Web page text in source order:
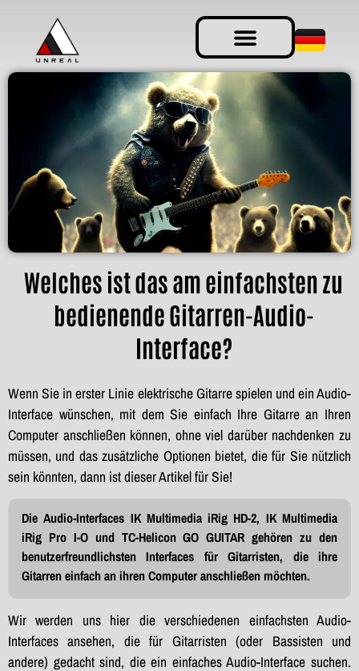
Welches ist das am einfachsten zu
bedienende Gitarren-Audio-
Interface?
Wenn Sie in erster Linie elektrische Gitarre spielen und ein Audio-
Interface wünschen, mit dem Sie einfach Ihre Gitarre an Ihren
Computer anschließen können, ohne viel darüber nachdenken zu
müssen, und das zusätzliche Optionen bietet, die für Sie nützlich
sein könnten, dann ist dieser Artikel für Sie!
Die Audio-Interfaces IK Multimedia iRig HD-2, IK Multimedia
iRig Pro I-O und TC-Helicon GO GUITAR gehören zu den
benutzerfreundlichsten Interfaces für Gitarristen, die ihre
Gitarren einfach an ihren Computer anschließen möchten.
Wir werden uns hier die verschiedenen einfachsten Audio-
Interfaces ansehen, die für Gitarristen (oder Bassisten und
andere) gedacht sind, die ein einfaches Audio-Interface suchen.